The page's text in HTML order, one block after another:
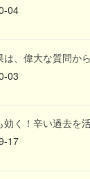
04
は、偉大な質問から
03
効く！辛い過去を
17